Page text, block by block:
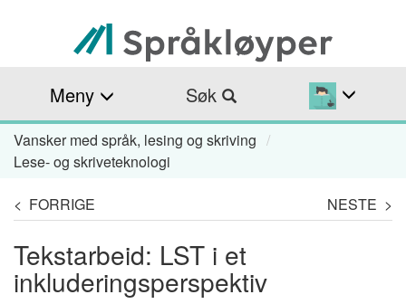
hovedinnhold
Meny Søk
Navigasjonssti
Vansker med språk, lesing og skriving
Lese- og skriveteknologi
< FORRIGE NESTE >
Tekstarbeid: LST i et
inkluderingsperspektiv